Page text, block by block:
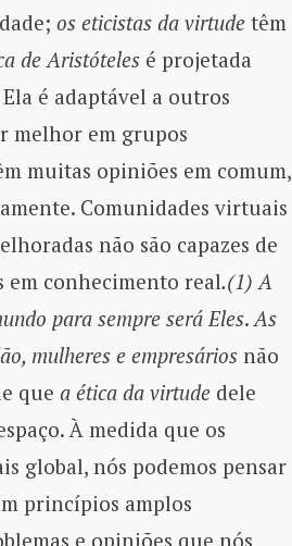
os eticistas da virtudetêm
de Aristótelesé projetada
Ela é adaptável a outros
melhor em grupos
muitas opiniões em comum,
Comunidades virtuais
não são capazes de
em conhecimento real.(1) A
para sempre será Eles. As
mulheres e empresáriosnão
que a ética da virtudedele
À medida que os
global, nós podemos pensar
princípios amplos
e opiniões que nós